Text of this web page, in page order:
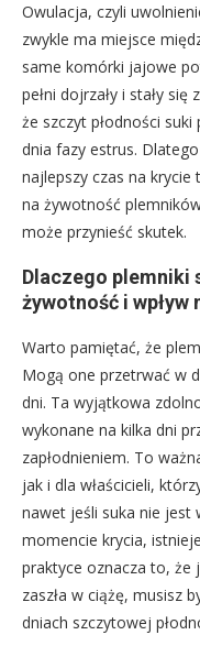
Owulacja, czyli
zwykle ma miejsce
same komórki jajowe
pełni dojrzały i stały
że szczyt płodności
dnia fazy estrus.
najlepszy czas na krycie
na żywotność
może przynieść skutek.
Dlaczego plemniki
żywotność i wpływ
Warto pamiętać, że
Mogą one przetrwać w
dni. Ta wyjątkowa
wykonane na kilka dni
zapłodnieniem. To
jak i dla właścicieli,
nawet jeśli suka nie jest
momencie krycia,
praktyce oznacza to, że
zaszła w ciążę, musisz
dniach szczytowej